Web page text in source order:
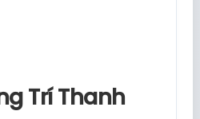
Trí Thanh